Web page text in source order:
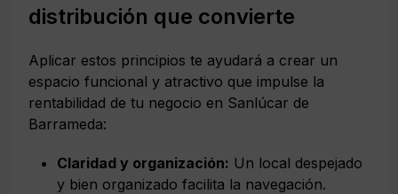
distribución que convierte
Aplicar estos principios te ayudará a crear un
espacio funcional y atractivo que impulse la
rentabilidad de tu negocio en Sanlúcar de
Barrameda:
Claridad y organización: Un local despejado
y bien organizado facilita la navegación.